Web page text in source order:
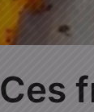
Ces